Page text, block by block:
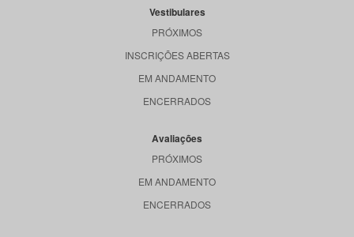
Vestibulares
PRÓXIMOS
INSCRIÇÕES ABERTAS
EM ANDAMENTO
ENCERRADOS
Avaliações
PRÓXIMOS
EM ANDAMENTO
ENCERRADOS